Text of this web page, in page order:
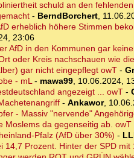
schuld an den
- BerndBorchert,
erheblich höhere Stimmen
23:06
AfD in den Kommunen gar
oder Kreis nachschauen wie
gar nicht eingepflegt owT-
- mL- mawa99, 10.06.2024,
angezeigt ... owT-
- Ankawor,
- Massiv "nervende"
Moslems da gegenseitig ab. owT
Pfalz (AfD über 30%) -
14,7 Prozent. Hinter der SPD mit